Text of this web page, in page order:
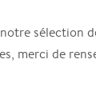
sélection
merci de